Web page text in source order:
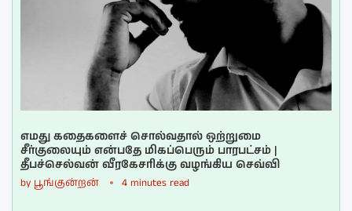
எமது கதைகளைச் சொல்வதால் ஒற்றுமை
சீர்குலையும் என்பதே மிகப்பெரும் பாரபட்சம் |
தீபச்செல்வன் வீரகேசரிக்கு வழங்கிய செவ்வி
by பூங்குன்றன் 4 minutes read